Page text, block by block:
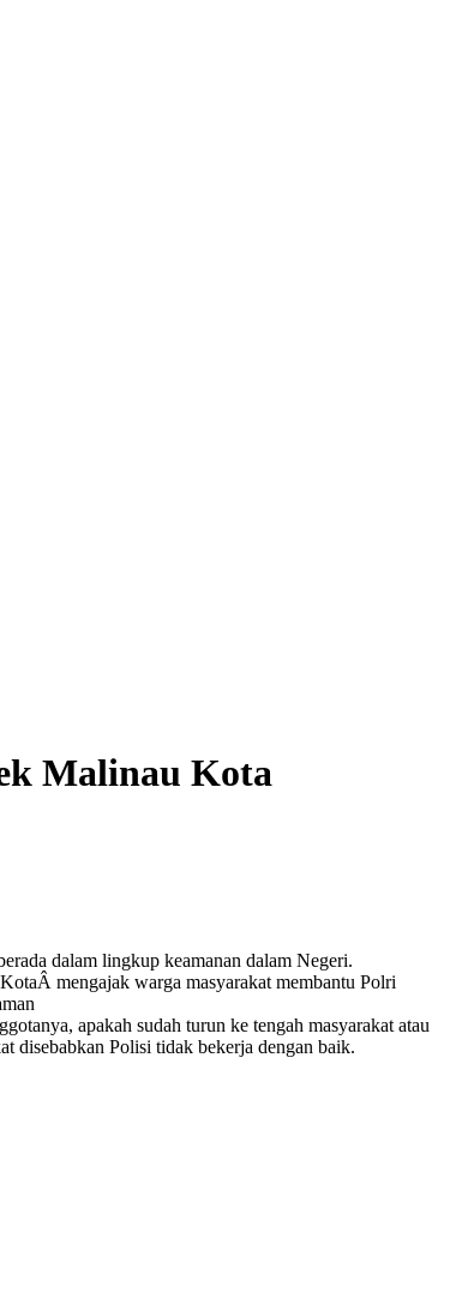
Malinau Kota
dalam lingkup keamanan dalam Negeri.
mengajak warga masyarakat membantu Polri
apakah sudah turun ke tengah masyarakat atau
disebabkan Polisi tidak bekerja dengan baik.